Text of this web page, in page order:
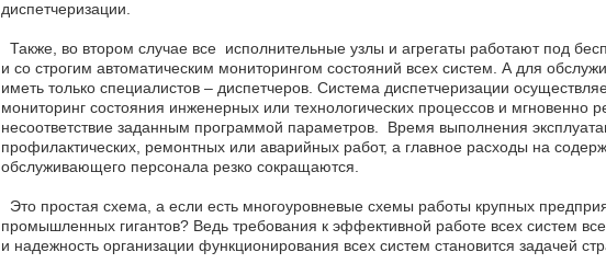
диспетчеризации.
Также, во втором случае все исполнительные узлы и агрегаты работают под
и со строгим автоматическим мониторингом состояний всех систем. А для
иметь только специалистов – диспетчеров. Система диспетчеризации
мониторинг состояния инженерных или технологических процессов и мгновенно
несоответствие заданным программой параметров. Время выполнения
профилактических, ремонтных или аварийных работ, а главное расходы на
обслуживающего персонала резко сокращаются.
Это простая схема, а если есть многоуровневые схемы работы крупных
промышленных гигантов? Ведь требования к эффективной работе всех систем
и надежность организации функционирования всех систем становится задачей